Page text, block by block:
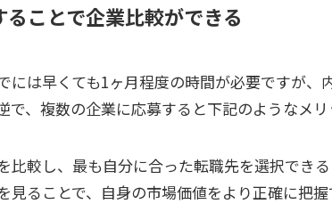
ことで企業比較ができる
には早くても1ヶ月程度の時間が必要ですが
で、複数の企業に応募すると下記のようなメリ
比較し、最も自分に合った転職先を選択できる
見ることで、自身の市場価値をより正確に把握